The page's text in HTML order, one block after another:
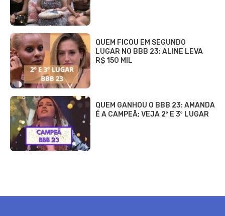
QUEM FICOU EM SEGUNDO
LUGAR NO BBB 23: ALINE LEVA
R$ 150 MIL
QUEM GANHOU O BBB 23: AMANDA
É A CAMPEÃ; VEJA 2º E 3º LUGAR